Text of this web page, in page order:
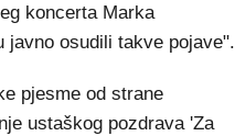
koncerta Marka
javno osudili takve pojave".
pjesme od strane
ustaškog pozdrava 'Za